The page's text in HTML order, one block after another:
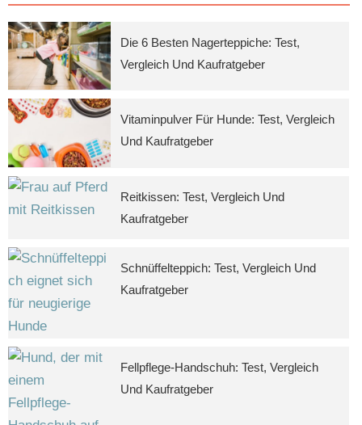
Die 6 Besten Nagerteppiche: Test,
Vergleich Und Kaufratgeber
Vitaminpulver Für Hunde: Test, Vergleich
Und Kaufratgeber
Reitkissen: Test, Vergleich Und
Kaufratgeber
Schnüffelteppich: Test, Vergleich Und
Kaufratgeber
Fellpflege-Handschuh: Test, Vergleich
Und Kaufratgeber